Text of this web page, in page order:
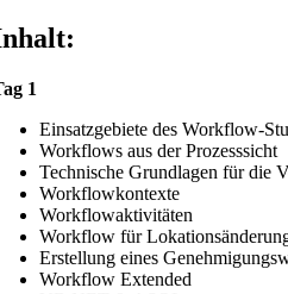
1
Einsatzgebiete des Workflow-
Workflows aus der Prozesssicht
Technische Grundlagen für die
Workflowkontexte
Workflowaktivitäten
Workflow für
Erstellung eines
Workflow Extended